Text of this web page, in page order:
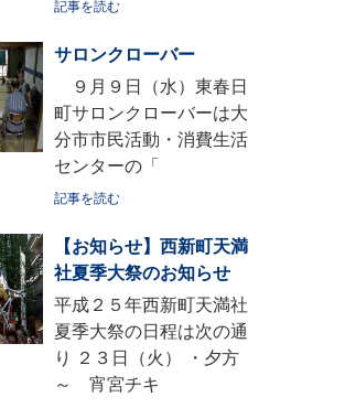
記事を読む
サロンクローバー
９月９日（水）東春日
町サロンクローバーは大
分市市民活動・消費生活
センターの「
記事を読む
【お知らせ】西新町天満
社夏季大祭のお知らせ
平成２５年西新町天満社
夏季大祭の日程は次の通
り ２３日（火） ・夕方
～ 宵宮チキ